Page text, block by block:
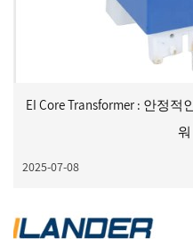
EI Core Transformer : 안정
2025-07-08